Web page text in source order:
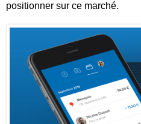
positionner sur ce marché.